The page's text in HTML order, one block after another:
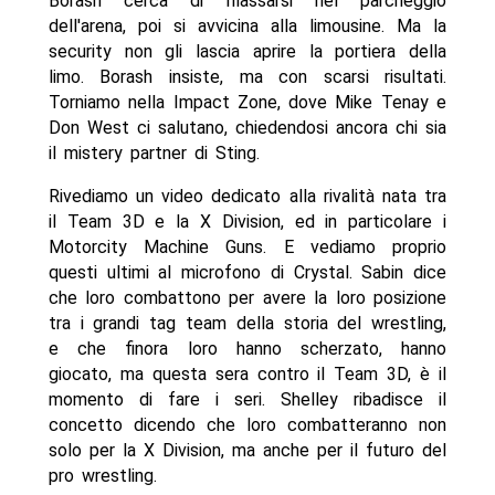
dell'arena, poi si avvicina alla limousine. Ma la
security non gli lascia aprire la portiera della
limo. Borash insiste, ma con scarsi risultati.
Torniamo nella Impact Zone, dove Mike Tenay e
Don West ci salutano, chiedendosi ancora chi sia
il mistery partner di Sting.
Rivediamo un video dedicato alla rivalità nata tra
il Team 3D e la X Division, ed in particolare i
Motorcity Machine Guns. E vediamo proprio
questi ultimi al microfono di Crystal. Sabin dice
che loro combattono per avere la loro posizione
tra i grandi tag team della storia del wrestling,
e che finora loro hanno scherzato, hanno
giocato, ma questa sera contro il Team 3D, è il
momento di fare i seri. Shelley ribadisce il
concetto dicendo che loro combatteranno non
solo per la X Division, ma anche per il futuro del
pro wrestling.